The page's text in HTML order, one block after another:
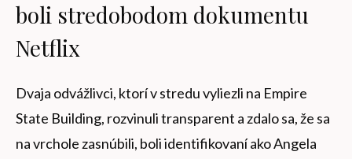
boli stredobodom dokumentu
Netflix
Dvaja odvážlivci, ktorí v stredu vyliezli na Empire
State Building, rozvinuli transparent a zdalo sa, že sa
na vrchole zasnúbili, boli identifikovaní ako Angela